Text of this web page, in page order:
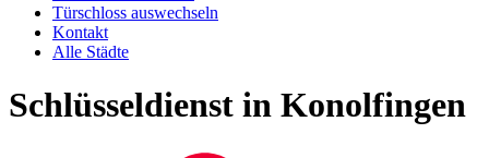
Türschloss auswechseln
Kontakt
Alle Städte
Schlüsseldienst in Konolfingen